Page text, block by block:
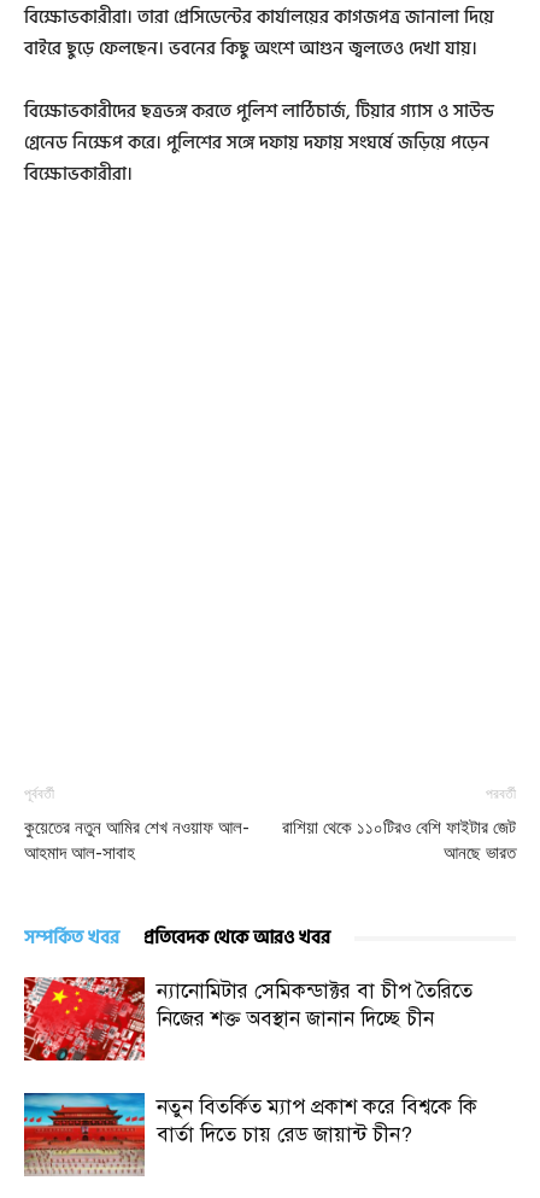
বিক্ষোভকারীরা। তারা প্রেসিডেন্টের কার্যালয়ের কাগজপত্র জানালা দিয়ে
বাইরে ছুড়ে ফেলছেন। ভবনের কিছু অংশে আগুন জ্বলতেও দেখা যায়।
বিক্ষোভকারীদের ছত্রভঙ্গ করতে পুলিশ লাঠিচার্জ, টিয়ার গ্যাস ও সাউন্ড
গ্রেনেড নিক্ষেপ করে। পুলিশের সঙ্গে দফায় দফায় সংঘর্ষে জড়িয়ে পড়েন
বিক্ষোভকারীরা।
পূর্ববর্তী
কুয়েতের নতুন আমির শেখ নওয়াফ আল-
আহমাদ আল-সাবাহ
পরবর্তী
রাশিয়া থেকে ১১০টিরও বেশি ফাইটার জেট
আনছে ভারত
সম্পর্কিত খবর প্রতিবেদক থেকে আরও খবর
ন্যানোমিটার সেমিকন্ডাক্টর বা চীপ তৈরিতে
নিজের শক্ত অবস্থান জানান দিচ্ছে চীন
নতুন বিতর্কিত ম্যাপ প্রকাশ করে বিশ্বকে কি
বার্তা দিতে চায় রেড জায়ান্ট চীন?